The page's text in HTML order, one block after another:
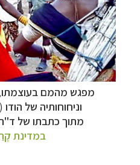
מפגש מהמם
וניחוחותיה של הודו
מתוך כתבתו של ד"ר
במדינת
תכנוןטיולים
תכנוןטיולים